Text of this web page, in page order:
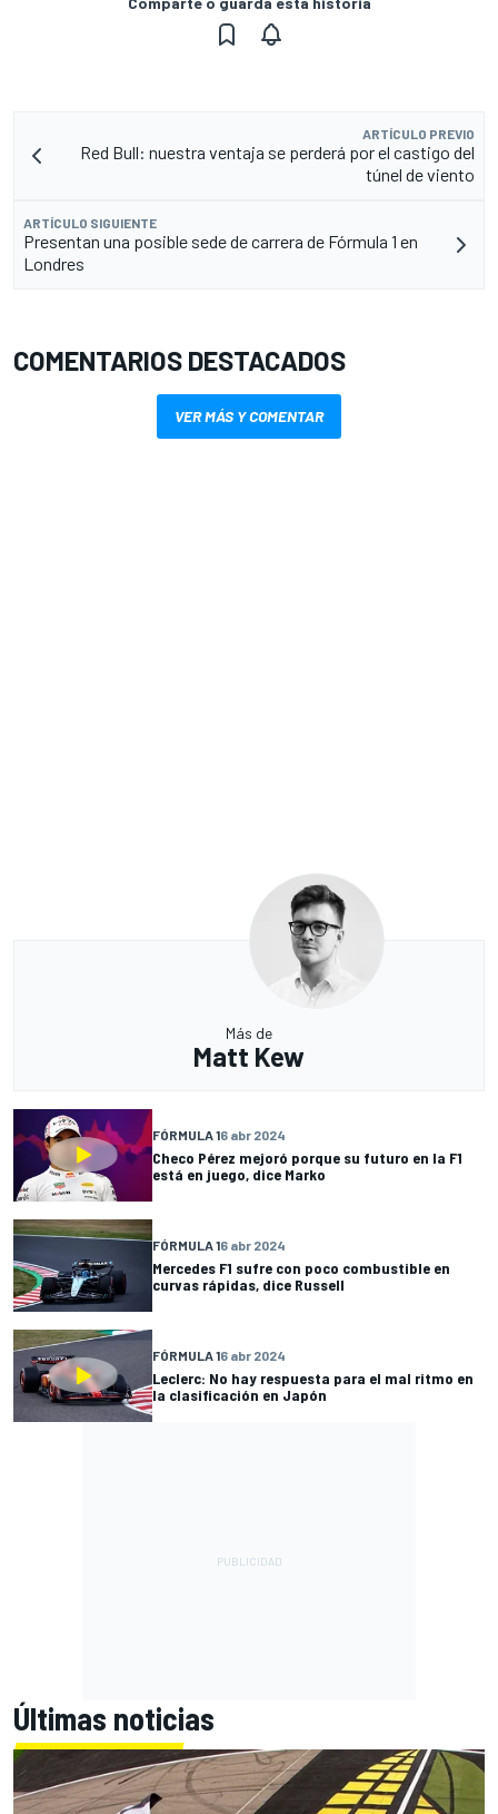
ARTÍCULO PREVIO
Red Bull: nuestra ventaja se perderá por el castigo del
túnel de viento
ARTÍCULO SIGUIENTE
Presentan una posible sede de carrera de Fórmula 1 en
Londres
COMENTARIOS DESTACADOS
VER MÁS Y COMENTAR
Más de
Matt Kew
FÓRMULA 16 abr 2024
Checo Pérez mejoró porque su futuro en la F1
está en juego, dice Marko
FÓRMULA 16 abr 2024
Mercedes F1 sufre con poco combustible en
curvas rápidas, dice Russell
FÓRMULA 16 abr 2024
Leclerc: No hay respuesta para el mal ritmo en
la clasificación en Japón
Últimas noticias